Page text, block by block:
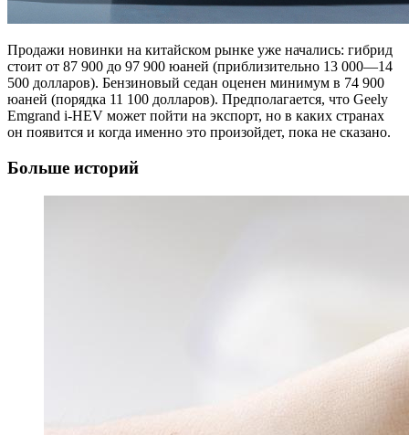
Продажи новинки на китайском рынке уже начались: гибрид
стоит от 87 900 до 97 900 юаней (приблизительно 13 000—14
500 долларов). Бензиновый седан оценен минимум в 74 900
юаней (порядка 11 100 долларов). Предполагается, что Geely
Emgrand i-HEV может пойти на экспорт, но в каких странах
он появится и когда именно это произойдет, пока не сказано.
Больше историй